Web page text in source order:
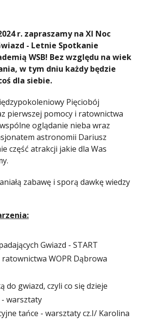
r. zapraszamy na XI Noc
- Letnie Spotkanie
WSB! Bez względu na wiek
w tym dniu każdy będzie
dla siebie.
Pięciobój
pierwszej pomocy i ratownictwa
oglądanie nieba wraz
astronomii Dariusz
część atrakcji jakie dla Was
zabawę i sporą dawkę wiedzy
Gwiazd - START
ratownictwa WOPR Dąbrowa
do gwiazd, czyli co się dzieje
warsztaty
tańce - warsztaty cz.I/ Karolina